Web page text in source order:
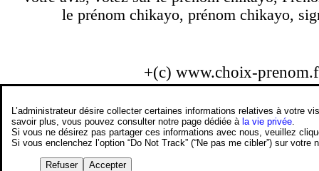
le prénom chikayo, prénom chikayo,
+(c) www.choix-
L’administrateur désire collecter certaines informations relatives à votre
savoir plus, vous pouvez consulter notre page dédiée àla vie privée
Si vous ne désirez pas partager ces informations avec nous, veuillez
Si vous enclenchez l’option “Do Not Track” (“Ne pas me cibler”) sur
Refuser Accepter